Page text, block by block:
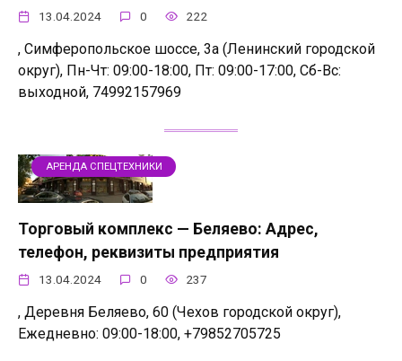
13.04.2024 0 222
, Симферопольское шоссе, 3а (Ленинский городской
округ), Пн-Чт: 09:00-18:00, Пт: 09:00-17:00, Сб-Вс:
выходной, 74992157969
АРЕНДА СПЕЦТЕХНИКИ
Торговый комплекс — Беляево: Адрес,
телефон, реквизиты предприятия
13.04.2024 0 237
, Деревня Беляево, 60 (Чехов городской округ),
Ежедневно: 09:00-18:00, +79852705725